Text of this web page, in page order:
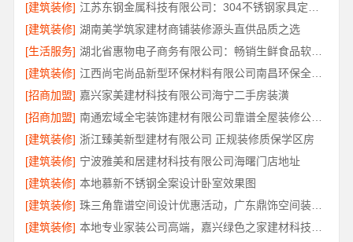
[建筑装修]
[建筑装修] 湖南美学筑家建材商铺装修源头直供品质之选
[生活服务]
湖北省惠物电子商务有限公司：畅销生鲜食品软件功能解析
[建筑装修]
江西尚宅尚品新型环保材料有限公司南昌环保全屋定制口碑
[招商加盟] 嘉兴家美建材科技有限公司海宁二手房装潢
[招商加盟]
南通宏域全宅装饰建材有限公司靠谱全屋装修公司价格
[建筑装修] 浙江臻美新型建材有限公司 正规装修质保学区房
[建筑装修] 宁波雅美和居建材科技有限公司海曙门店地址
[建筑装修] 本地慕新不锈钢全案设计卧室效果图
[建筑装修]
珠三角靠谱空间设计优惠活动，广东鼎饰空间装饰工程有限公司
[建筑装修]